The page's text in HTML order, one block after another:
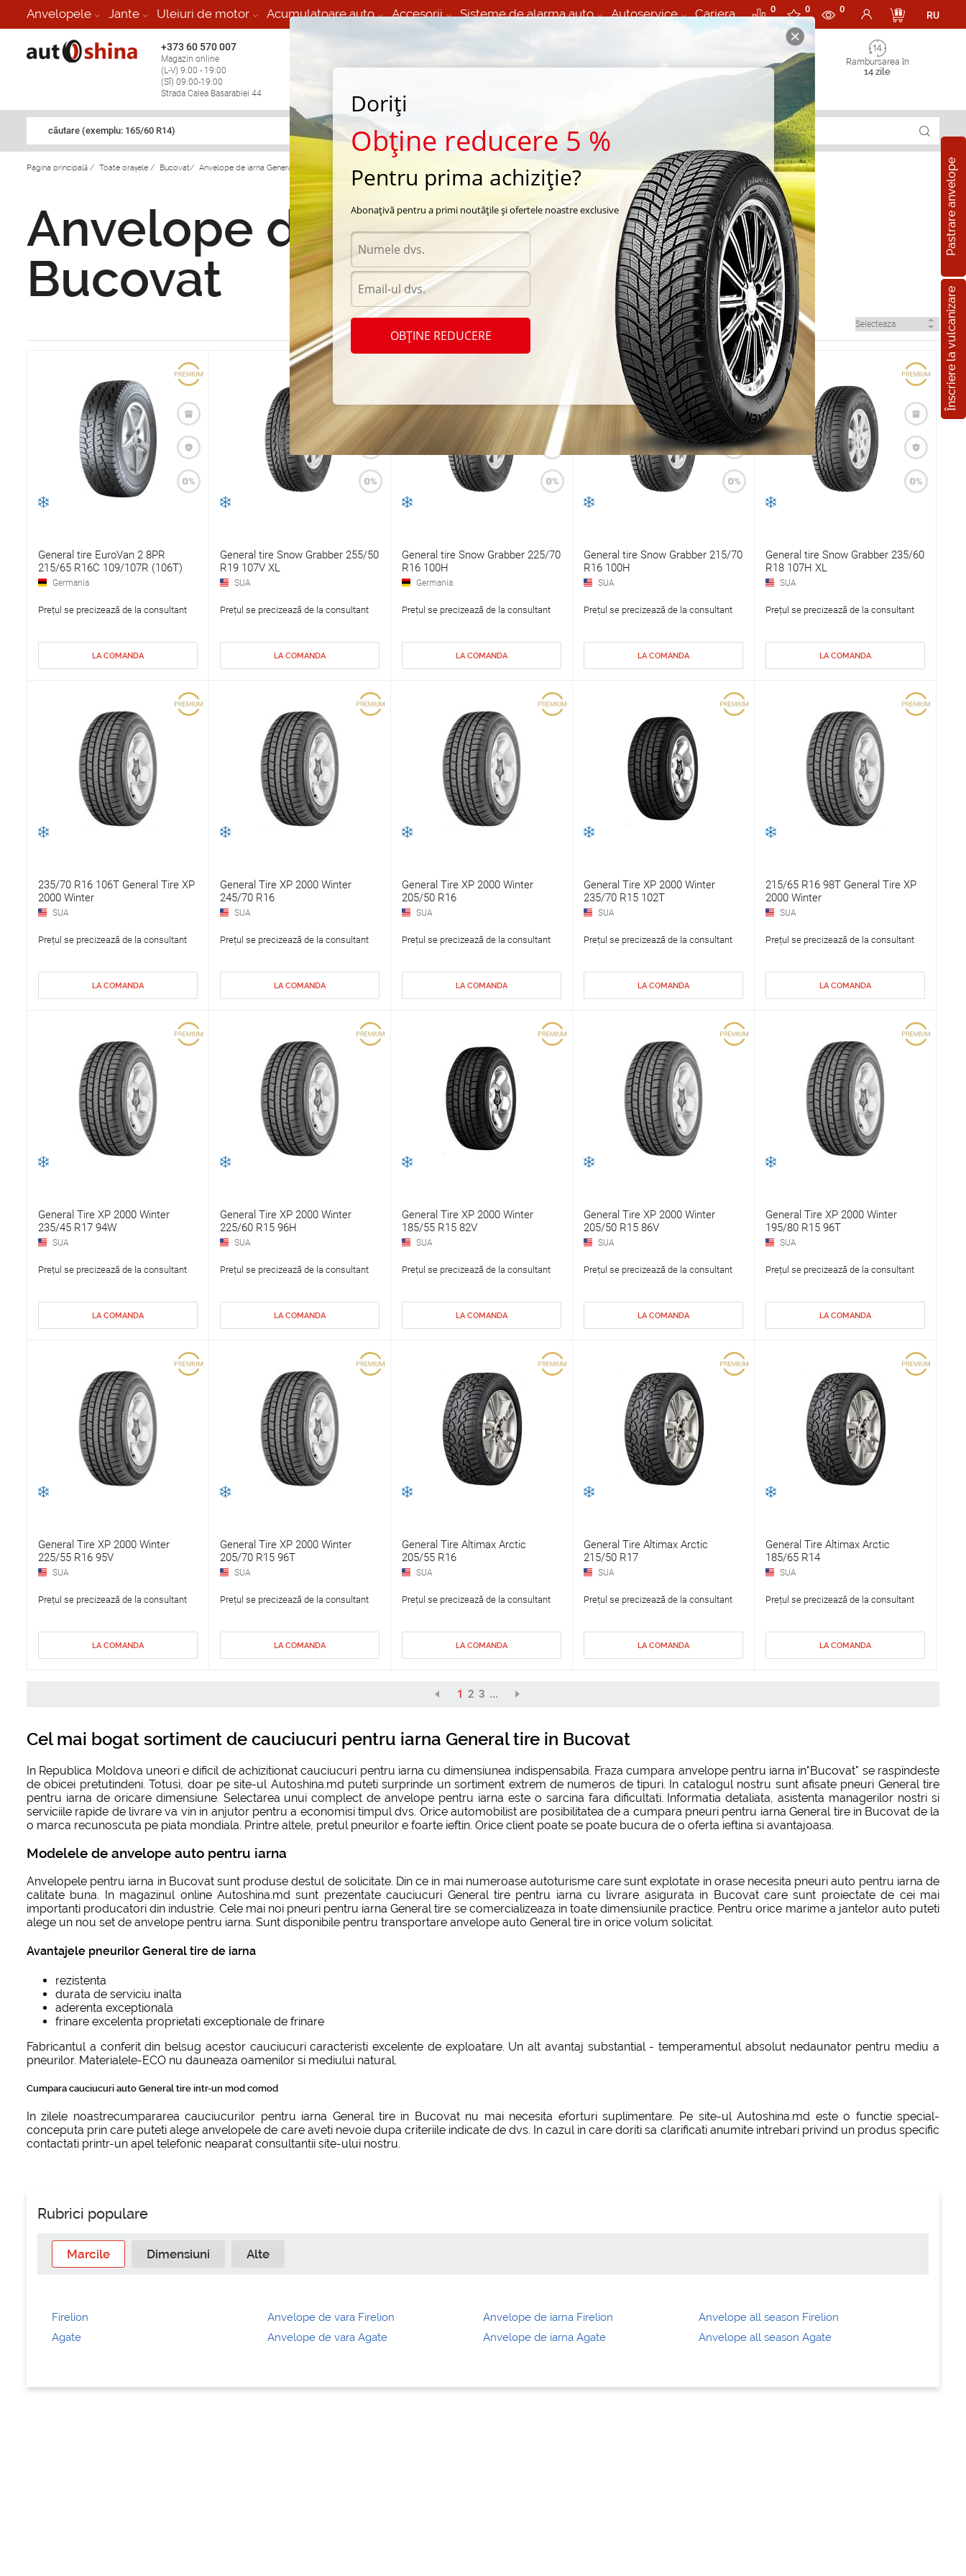
Anvelopele Jante Uleiuri de motor Acumulatoare auto Accesorii Sisteme de alarma auto Autoservice Cariera 0 0 0
RU
+373 60 570 007
Magazin online
(L-V) 9:00 - 19:00
(Sî) 09:00-19:00
Strada Calea Basarabiei 44
stop în toate regiunile
(L-V) 9:00 - 19:00
Rambursarea în
14 zile
căutare (exemplu: 165/60 R14)
Pastrare anvelope
Înscriere la vulcanizare
Pagina principală / Toate orașele / Bucovat/ Anvelope de iarna General tire in Bucovat
Anvelope de iarna General tire in
Bucovat
General tire EuroVan 2 8PR
215/65 R16C 109/107R (106T)
Germania
Prețul se precizează de la consultant
LA COMANDA
General tire Snow Grabber 255/50
R19 107V XL
SUA
Prețul se precizează de la consultant
LA COMANDA
General tire Snow Grabber 225/70
R16 100H
Germania
Prețul se precizează de la consultant
LA COMANDA
General tire Snow Grabber 215/70
R16 100H
SUA
Prețul se precizează de la consultant
LA COMANDA
General tire Snow Grabber 235/60
R18 107H XL
SUA
Prețul se precizează de la consultant
LA COMANDA
235/70 R16 106T General Tire XP
2000 Winter
SUA
Prețul se precizează de la consultant
LA COMANDA
General Tire XP 2000 Winter
245/70 R16
SUA
Prețul se precizează de la consultant
LA COMANDA
General Tire XP 2000 Winter
205/50 R16
SUA
Prețul se precizează de la consultant
LA COMANDA
General Tire XP 2000 Winter
235/70 R15 102T
SUA
Prețul se precizează de la consultant
LA COMANDA
215/65 R16 98T General Tire XP
2000 Winter
SUA
Prețul se precizează de la consultant
LA COMANDA
General Tire XP 2000 Winter
235/45 R17 94W
SUA
Prețul se precizează de la consultant
LA COMANDA
General Tire XP 2000 Winter
225/60 R15 96H
SUA
Prețul se precizează de la consultant
LA COMANDA
General Tire XP 2000 Winter
185/55 R15 82V
SUA
Prețul se precizează de la consultant
LA COMANDA
General Tire XP 2000 Winter
205/50 R15 86V
SUA
Prețul se precizează de la consultant
LA COMANDA
General Tire XP 2000 Winter
195/80 R15 96T
SUA
Prețul se precizează de la consultant
LA COMANDA
General Tire XP 2000 Winter
225/55 R16 95V
SUA
Prețul se precizează de la consultant
LA COMANDA
General Tire XP 2000 Winter
205/70 R15 96T
SUA
Prețul se precizează de la consultant
LA COMANDA
General Tire Altimax Arctic
205/55 R16
SUA
Prețul se precizează de la consultant
LA COMANDA
General Tire Altimax Arctic
215/50 R17
SUA
Prețul se precizează de la consultant
LA COMANDA
General Tire Altimax Arctic
185/65 R14
SUA
Prețul se precizează de la consultant
LA COMANDA
1 2 3 ...
Cel mai bogat sortiment de cauciucuri pentru iarna General tire in Bucovat
In Republica Moldova uneori e dificil de achizitionat cauciucuri pentru iarna cu dimensiunea indispensabila. Fraza cumpara anvelope pentru iarna in"Bucovat" se raspindeste
de obicei pretutindeni. Totusi, doar pe site-ul Autoshina.md puteti surprinde un sortiment extrem de numeros de tipuri. In catalogul nostru sunt afisate pneuri General tire
pentru iarna de oricare dimensiune. Selectarea unui complect de anvelope pentru iarna este o sarcina fara dificultati. Informatia detaliata, asistenta managerilor nostri si
serviciile rapide de livrare va vin in anjutor pentru a economisi timpul dvs. Orice automobilist are posibilitatea de a cumpara pneuri pentru iarna General tire in Bucovat de la
o marca recunoscuta pe piata mondiala. Printre altele, pretul pneurilor e foarte ieftin. Orice client poate se poate bucura de o oferta ieftina si avantajoasa.
Modelele de anvelope auto pentru iarna
Anvelopele pentru iarna in Bucovat sunt produse destul de solicitate. Din ce in mai numeroase autoturisme care sunt explotate in orase necesita pneuri auto pentru iarna de
calitate buna. In magazinul online Autoshina.md sunt prezentate cauciucuri General tire pentru iarna cu livrare asigurata in Bucovat care sunt proiectate de cei mai
importanti producatori din industrie. Cele mai noi pneuri pentru iarna General tire se comercializeaza in toate dimensiunile practice. Pentru orice marime a jantelor auto puteti
alege un nou set de anvelope pentru iarna. Sunt disponibile pentru transportare anvelope auto General tire in orice volum solicitat.
Avantajele pneurilor General tire de iarna
rezistenta
durata de serviciu inalta
aderenta exceptionala
frinare excelenta proprietati exceptionale de frinare
Fabricantul a conferit din belsug acestor cauciucuri caracteristi excelente de exploatare. Un alt avantaj substantial - temperamentul absolut nedaunator pentru mediu a
pneurilor. Materialele-ECO nu dauneaza oamenilor si mediului natural.
Cumpara cauciucuri auto General tire intr-un mod comod
In zilele noastrecumpararea cauciucurilor pentru iarna General tire in Bucovat nu mai necesita eforturi suplimentare. Pe site-ul Autoshina.md este o functie special-
conceputa prin care puteti alege anvelopele de care aveti nevoie dupa criteriile indicate de dvs. In cazul in care doriti sa clarificati anumite intrebari privind un produs specific
contactati printr-un apel telefonic neaparat consultantii site-ului nostru.
Rubrici populare
Marcile Dimensiuni Alte
Firelion Anvelope de vara Firelion Anvelope de iarna Firelion
Anvelope all season Firelion
Agate
Anvelope de vara Agate Anvelope de iarna Agate Anvelope all season Agate
Doriți
Obține reducere 5 %
Pentru prima achiziție?
Abonațivă pentru a primi noutățile și ofertele noastre exclusive
OBȚINE REDUCERE